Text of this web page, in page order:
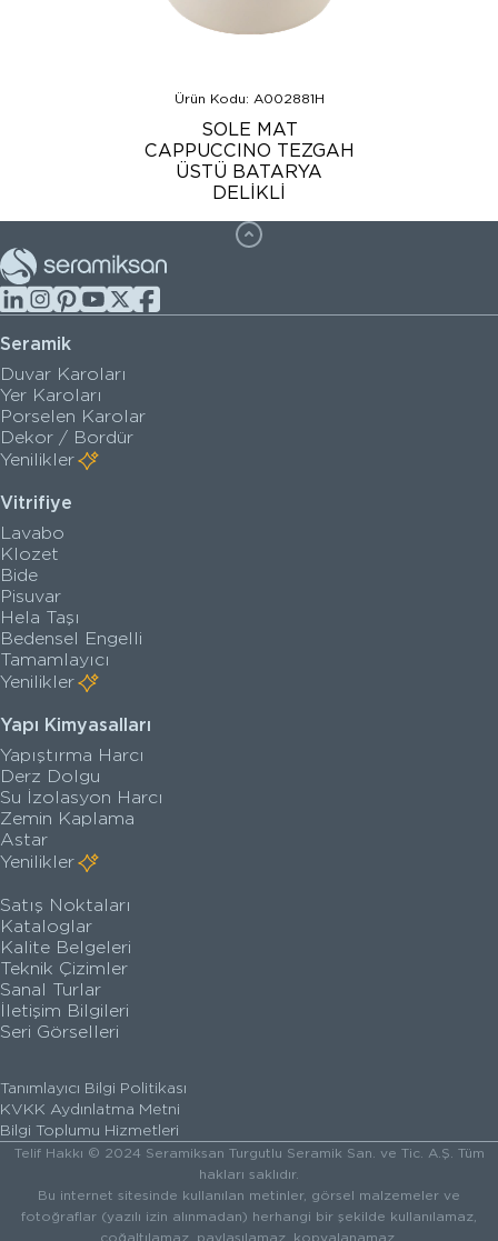
Ürün Kodu: A002881H
SOLE MAT
CAPPUCCINO TEZGAH
ÜSTÜ BATARYA
DELİKLİ
Seramik
Duvar Karoları
Yer Karoları
Porselen Karolar
Dekor / Bordür
Yenilikler
Vitrifiye
Lavabo
Klozet
Bide
Pisuvar
Hela Taşı
Bedensel Engelli
Tamamlayıcı
Yenilikler
Yapı Kimyasalları
Yapıştırma Harcı
Derz Dolgu
Su İzolasyon Harcı
Zemin Kaplama
Astar
Yenilikler
Satış Noktaları
Kataloglar
Kalite Belgeleri
Teknik Çizimler
Sanal Turlar
İletişim Bilgileri
Seri Görselleri
Tanımlayıcı Bilgi Politikası
KVKK Aydınlatma Metni
Bilgi Toplumu Hizmetleri
Telif Hakkı © 2024 Seramiksan Turgutlu Seramik San. ve Tic. A.Ş. Tüm
hakları saklıdır.
Bu internet sitesinde kullanılan metinler, görsel malzemeler ve
fotoğraflar (yazılı izin alınmadan) herhangi bir şekilde kullanılamaz,
çoğaltılamaz, paylaşılamaz, kopyalanamaz.